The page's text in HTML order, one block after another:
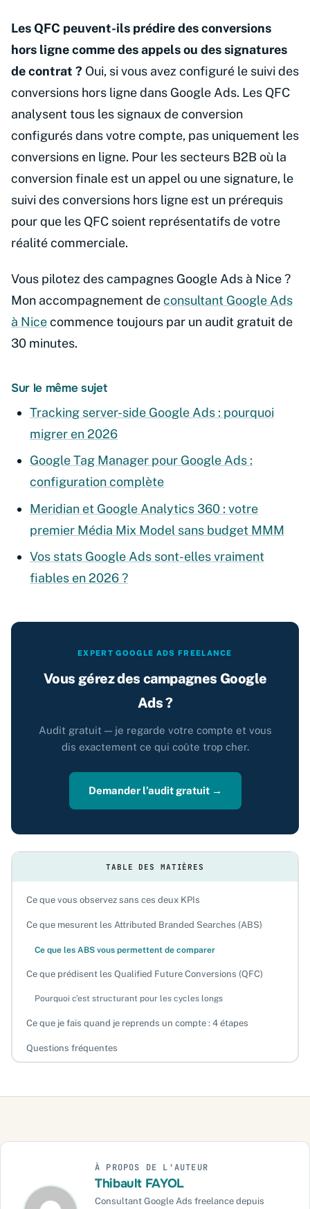
TABLE DES MATIÈRES
Ce que vous observez sans ces deux KPIs
Ce que mesurent les Attributed Branded Searches (ABS)
Ce que les ABS vous permettent de comparer
Ce que prédisent les Qualified Future Conversions (QFC)
Pourquoi c’est structurant pour les cycles longs
Ce que je fais quand je reprends un compte : 4 étapes
Questions fréquentes
Les QFC peuvent-ils prédire des conversions
hors ligne comme des appels ou des signatures
de contrat ? Oui, si vous avez configuré le suivi des
conversions hors ligne dans Google Ads. Les QFC
analysent tous les signaux de conversion
configurés dans votre compte, pas uniquement les
conversions en ligne. Pour les secteurs B2B où la
conversion finale est un appel ou une signature, le
suivi des conversions hors ligne est un prérequis
pour que les QFC soient représentatifs de votre
réalité commerciale.
Vous pilotez des campagnes Google Ads à Nice ?
Mon accompagnement deconsultant Google Ads
à Nicecommence toujours par un audit gratuit de
30 minutes.
Sur le même sujet
Tracking server-side Google Ads : pourquoi
migrer en 2026
Google Tag Manager pour Google Ads :
configuration complète
Meridian et Google Analytics 360 : votre
premier Média Mix Model sans budget MMM
Vos stats Google Ads sont-elles vraiment
fiables en 2026 ?
EXPERT GOOGLE ADS FREELANCE
Vous gérez des campagnes Google
Ads ?
Audit gratuit — je regarde votre compte et vous
dis exactement ce qui coûte trop cher.
Demander l’audit gratuit →
À PROPOS DE L'AUTEUR
Thibault FAYOL
Consultant Google Ads freelance depuis